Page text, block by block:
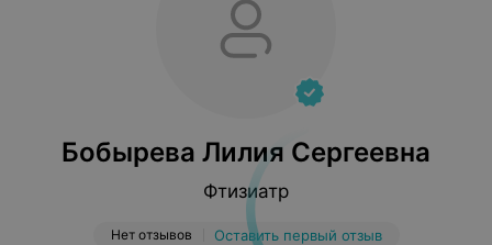
Бобырева Лилия Сергеевна
Фтизиатр
Нет отзывов Оставить первый отзыв